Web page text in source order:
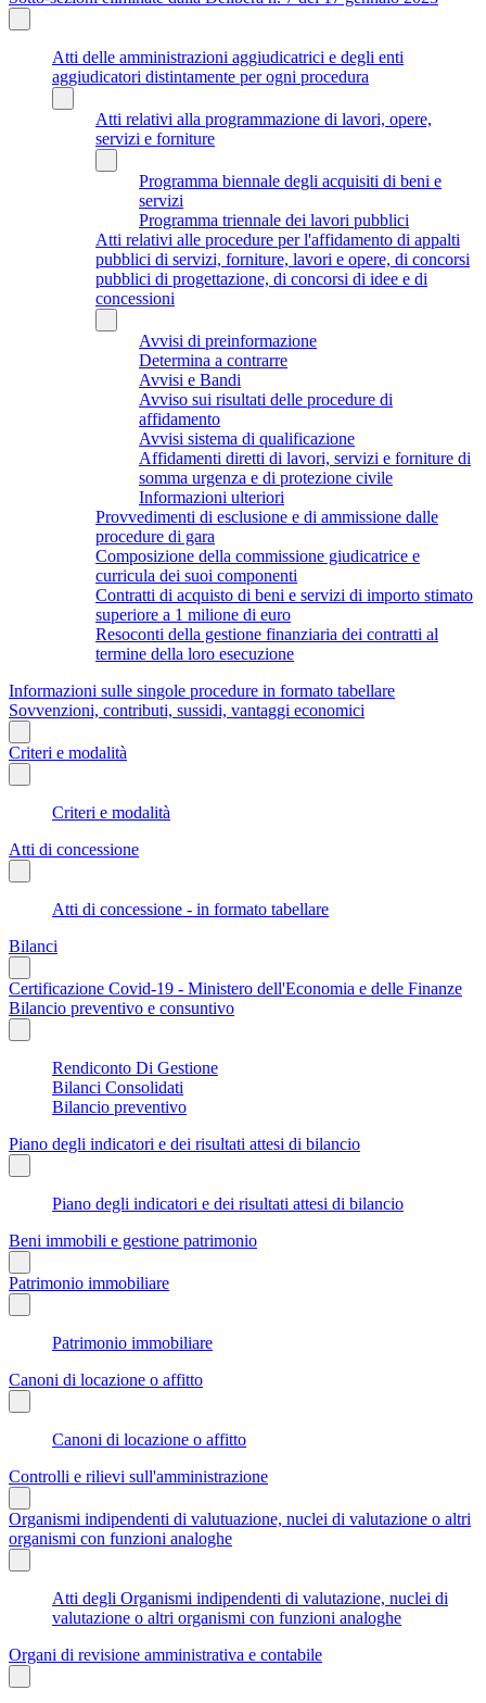
Atti delle amministrazioni aggiudicatrici e degli enti
aggiudicatori distintamente per ogni procedura
Atti relativi alla programmazione di lavori, opere,
servizi e forniture
Programma biennale degli acquisiti di beni e
servizi
Programma triennale dei lavori pubblici
Atti relativi alle procedure per l'affidamento di appalti
pubblici di servizi, forniture, lavori e opere, di concorsi
pubblici di progettazione, di concorsi di idee e di
concessioni
Avvisi di preinformazione
Determina a contrarre
Avvisi e Bandi
Avviso sui risultati delle procedure di
affidamento
Avvisi sistema di qualificazione
Affidamenti diretti di lavori, servizi e forniture di
somma urgenza e di protezione civile
Informazioni ulteriori
Provvedimenti di esclusione e di ammissione dalle
procedure di gara
Composizione della commissione giudicatrice e
curricula dei suoi componenti
Contratti di acquisto di beni e servizi di importo stimato
superiore a 1 milione di euro
Resoconti della gestione finanziaria dei contratti al
termine della loro esecuzione
Informazioni sulle singole procedure in formato tabellare
Sovvenzioni, contributi, sussidi, vantaggi economici
Criteri e modalità
Criteri e modalità
Atti di concessione
Atti di concessione - in formato tabellare
Bilanci
Certificazione Covid-19 - Ministero dell'Economia e delle Finanze
Bilancio preventivo e consuntivo
Rendiconto Di Gestione
Bilanci Consolidati
Bilancio preventivo
Piano degli indicatori e dei risultati attesi di bilancio
Piano degli indicatori e dei risultati attesi di bilancio
Beni immobili e gestione patrimonio
Patrimonio immobiliare
Patrimonio immobiliare
Canoni di locazione o affitto
Canoni di locazione o affitto
Controlli e rilievi sull'amministrazione
Organismi indipendenti di valutuazione, nuclei di valutazione o altri
organismi con funzioni analoghe
Atti degli Organismi indipendenti di valutazione, nuclei di
valutazione o altri organismi con funzioni analoghe
Organi di revisione amministrativa e contabile